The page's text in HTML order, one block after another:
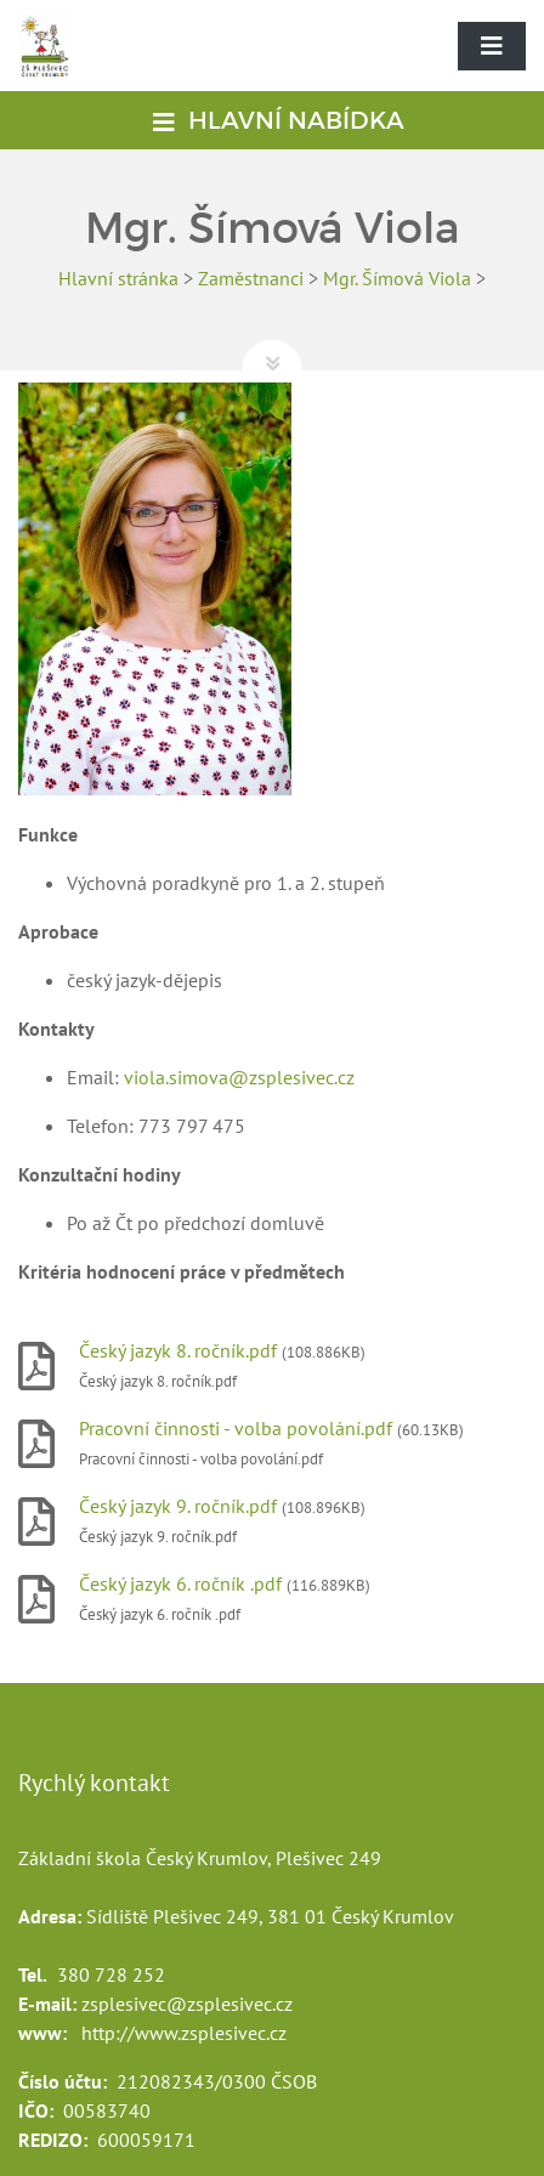
HLAVNÍ NABÍDKA
Mgr. Šímová Viola
Hlavní stránka > Zaměstnanci > Mgr. Šímová Viola >
Funkce
Výchovná poradkyně pro 1. a 2. stupeň
Aprobace
český jazyk-dějepis
Kontakty
Email: viola.simova@zsplesivec.cz
Telefon: 773 797 475
Konzultační hodiny
Po až Čt po předchozí domluvě
Kritéria hodnocení práce v předmětech
Český jazyk 8. ročník.pdf (108.886KB)
Český jazyk 8. ročník.pdf
Pracovní činnosti - volba povolání.pdf (60.13KB)
Pracovní činnosti - volba povolání.pdf
Český jazyk 9. ročník.pdf (108.896KB)
Český jazyk 9. ročník.pdf
Český jazyk 6. ročník .pdf (116.889KB)
Český jazyk 6. ročník .pdf
Rychlý kontakt
Základní škola Český Krumlov, Plešivec 249
Adresa: Sídliště Plešivec 249, 381 01 Český Krumlov
Tel. 380 728 252
E-mail: zsplesivec@zsplesivec.cz
www: http://www.zsplesivec.cz
Číslo účtu: 212082343/0300 ČSOB
IČO: 00583740
REDIZO: 600059171